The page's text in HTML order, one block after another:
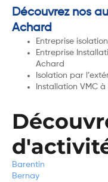
Découvrez nos
Achard
Entreprise
Entreprise
Achard
Isolation par
Installation VMC
Barentin
Bernay